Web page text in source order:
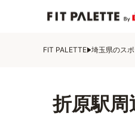
FIT PALETTE 埼玉県のス
折原駅